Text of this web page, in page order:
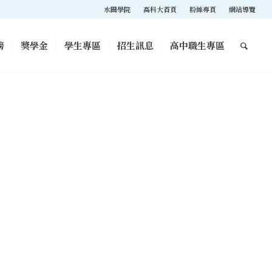
水圈學院 高科大首頁 粉絲專頁 網站導覽
獎學金 學生專區 招生訊息 高中職生專區